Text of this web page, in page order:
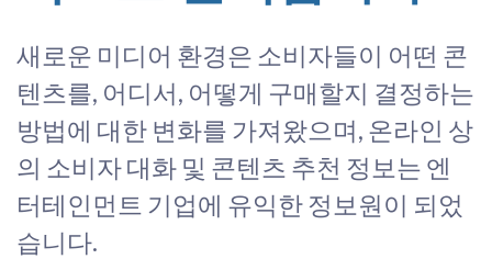
새로운 미디어 환경은 소비자들이 어떤 콘
텐츠를, 어디서, 어떻게 구매할지 결정하는
방법에 대한 변화를 가져왔으며, 온라인 상
의 소비자 대화 및 콘텐츠 추천 정보는 엔
터테인먼트 기업에 유익한 정보원이 되었
습니다.